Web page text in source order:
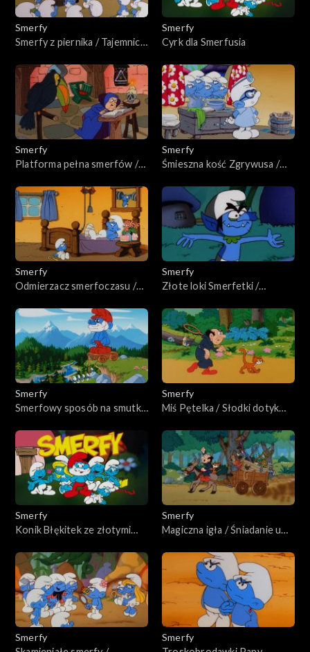
Smerfy
Smerfy z piernika / Tajemnica
Smerfy
Cyrk dla Smerfusia
Smerfy
Platforma pełna smerfów /
Smerfy
Śmieszna kość Zgrywusa /
Smerfy
Odmierzacz smerfoczasu /
Smerfy
Złote loki Smerfetki /
Smerfy
Smerfowy sposób na smutki
Smerfy
Miś Pętelka / Słodki dotyk
Smerfy
Konik Błękitek ze złotymi
Smerfy
Magiczna igła / Śniadanie u
Smerfy
Smerfy